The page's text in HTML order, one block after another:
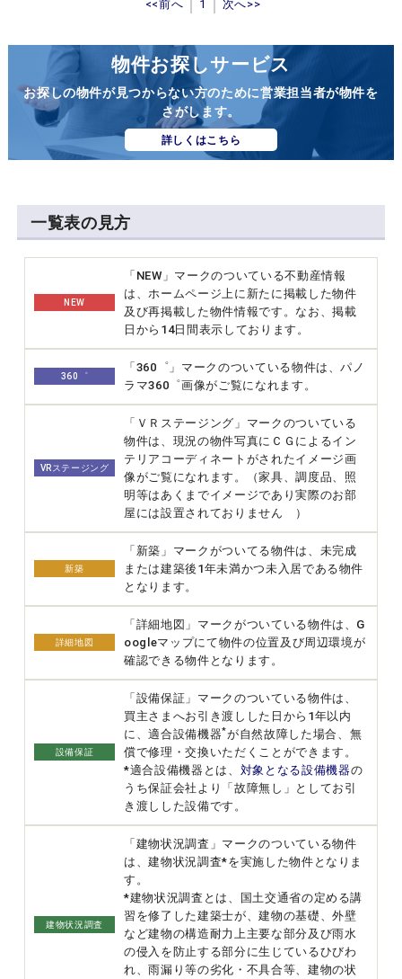
<<前へ 1 次へ>>
物件お探しサービス
お探しの物件が見つからない方のために営業担当者が物件を
さがします。
詳しくはこちら
一覧表の見方
NEW
「NEW」マークのついている不動産情報
は、ホームページ上に新たに掲載した物件
及び再掲載した物件情報です。なお、掲載
日から14日間表示しております。
360゜
「360゜」マークのついている物件は、パノ
ラマ360゜画像がご覧になれます。
VRステージング
「ＶＲステージング」マークのついている
物件は、現況の物件写真にＣＧによるイン
テリアコーディネートがされたイメージ画
像がご覧になれます。（家具、調度品、照
明等はあくまでイメージであり実際のお部
屋には設置されておりません ）
新築
「新築」マークがついてる物件は、未完成
または建築後1年未満かつ未入居である物件
となります。
詳細地図
「詳細地図」マークがついている物件は、G
oogleマップにて物件の位置及び周辺環境が
確認できる物件となります。
設備保証
「設備保証」マークのついている物件は、
買主さまへお引き渡しした日から1年以内
に、適合設備機器*が自然故障した場合、無
償で修理・交換いただくことができます。
*適合設備機器とは、 対象となる設備機器の
うち保証会社より「故障無し」としてお引
き渡しした設備です。
建物状況調査
「建物状況調査」マークのついている物件
は、建物状況調査*を実施した物件となりま
す。
*建物状況調査とは、国土交通省の定める講
習を修了した建築士が、建物の基礎、外壁
など建物の構造耐力上主要な部分及び雨水
の侵入を防止する部分に生じているひびわ
れ、雨漏り等の劣化・不具合等、建物の状